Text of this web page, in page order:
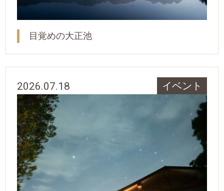
目覚めの大正池
2026.07.18 イベント